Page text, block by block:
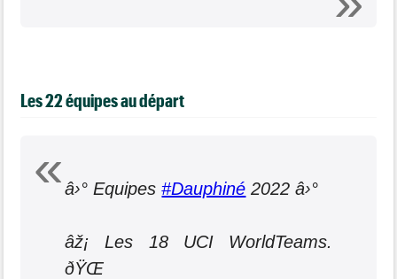
Les 22 équipes au départ
â›° Equipes#Dauphiné 2022 â›°
âž¡ Les 18 UCI WorldTeams.
ðŸŒ